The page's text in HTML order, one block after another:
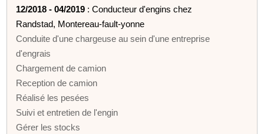
12/2018 - 04/2019 : Conducteur d'engins chez
Randstad, Montereau-fault-yonne
Conduite d'une chargeuse au sein d'une entreprise
d'engrais
Chargement de camion
Reception de camion
Réalisé les pesées
Suivi et entretien de l'engin
Gérer les stocks